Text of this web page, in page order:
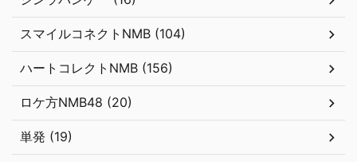
スマイルコネクトNMB (104)
ハートコレクトNMB (156)
ロケ方NMB48 (20)
単発 (19)